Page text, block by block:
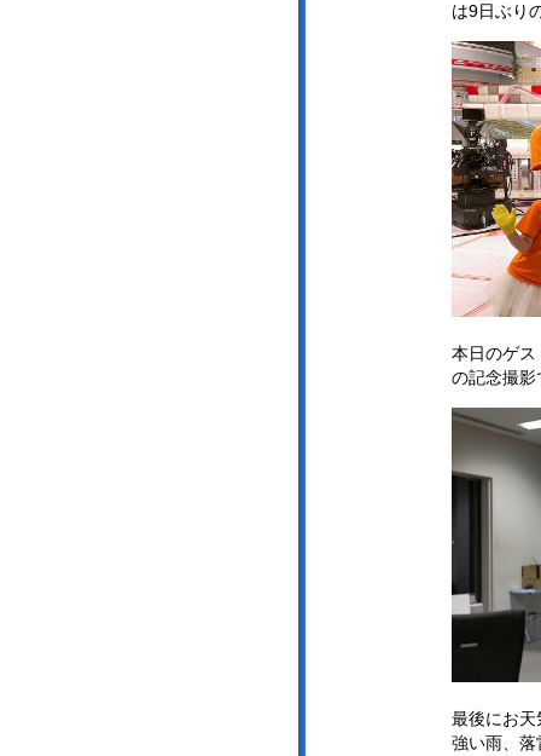
は9日ぶり
本日のゲス
の記念撮影
最後にお天
強い雨、落